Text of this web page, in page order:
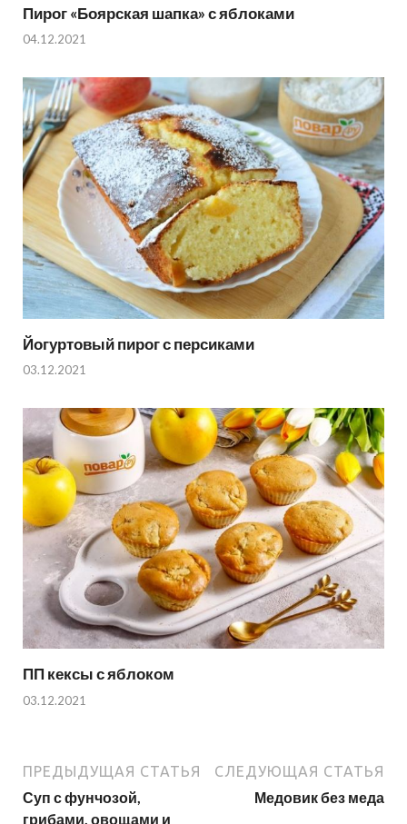
Пирог «Боярская шапка» с яблоками
04.12.2021
Йогуртовый пирог с персиками
03.12.2021
ПП кексы с яблоком
03.12.2021
ПРЕДЫДУЩАЯ СТАТЬЯ
Суп с фунчозой,
грибами, овощами и
СЛЕДУЮЩАЯ СТАТЬЯ
Медовик без меда